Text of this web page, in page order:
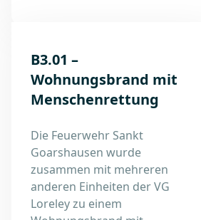
B3.01 –
Wohnungsbrand mit
Menschenrettung
Die Feuerwehr Sankt
Goarshausen wurde
zusammen mit mehreren
anderen Einheiten der VG
Loreley zu einem